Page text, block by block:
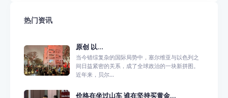
热门资讯
原创 以...
当今错综复杂的国际局势中，塞尔维亚与以色列之
间日益紧密的关系，成了全球政治的一块新拼图。
近年来，贝尔...
价格在坐过山车 谁在坚持买黄金...